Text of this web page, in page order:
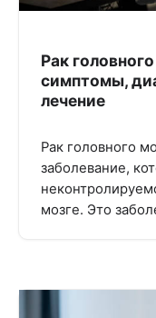
Рак
симптомы,
лечение
Рак головного
заболевание,
мозге. Это